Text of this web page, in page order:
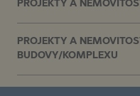
PROJEKTY A
PROJEKTY A
BUDOVY/KOMPLEXU